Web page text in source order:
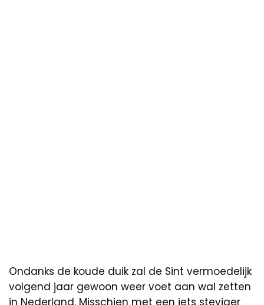
Ondanks de koude duik zal de Sint vermoedelijk
volgend jaar gewoon weer voet aan wal zetten
in Nederland. Misschien met een iets steviger